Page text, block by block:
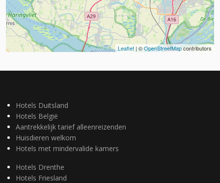
Leaflet | ©OpenStreetMapcontributors
Hotels Duitsland
Hotels België
Aantrekkelijk tarief alleenreizenden
Huisdieren welkom
Hotels met mindervalide kamers
Hotels Drenthe
Hotels Friesland